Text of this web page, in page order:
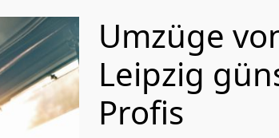
Umzüge
Leipzig
Profis